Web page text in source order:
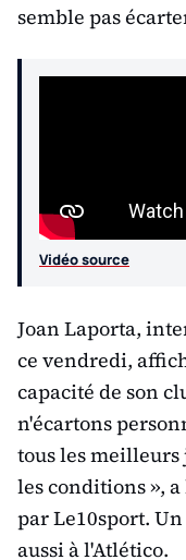
semble pas
Vidéo source
Joan Laporta,
ce vendredi,
capacité de son
n'écartons
tous les meilleurs
les conditions »,
par Le10sport. Un
aussi à l'Atlético.